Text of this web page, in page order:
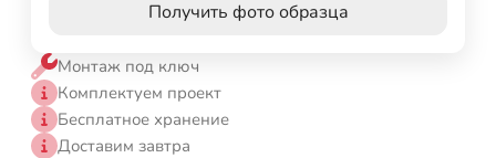
Получить фото образца
Монтаж под ключ
Комплектуем проект
Бесплатное хранение
Доставим завтра